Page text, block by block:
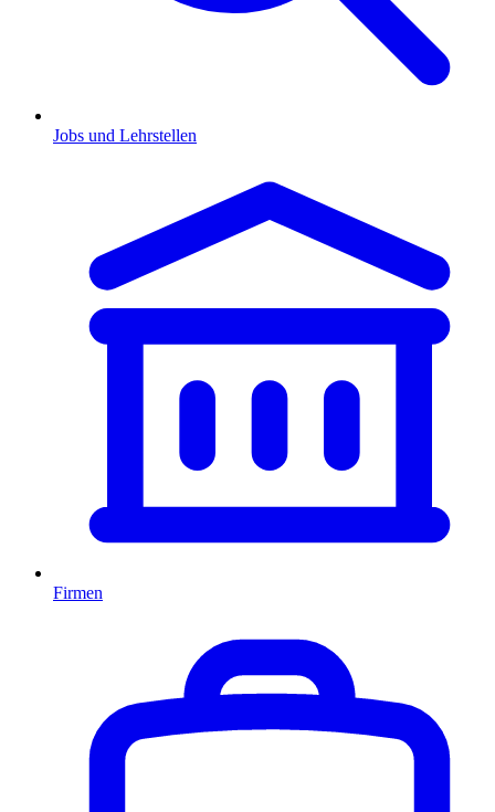
Jobs und Lehrstellen
Firmen